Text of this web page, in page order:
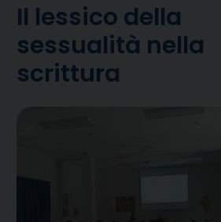
Il lessico della
sessualità nella
scrittura